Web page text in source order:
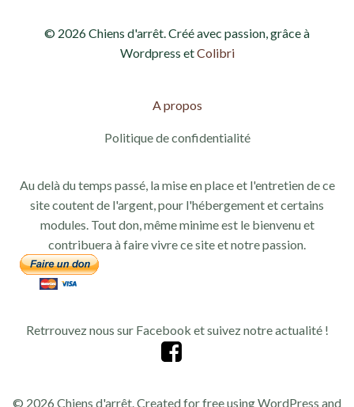
© 2026 Chiens d'arrêt. Créé avec passion, grâce à
Wordpress etColibri
A propos
Politique de confidentialité
Au delà du temps passé, la mise en place et l'entretien de ce
site coutent de l'argent, pour l'hébergement et certains
modules. Tout don, même minime est le bienvenu et
contribuera à faire vivre ce site et notre passion.
Retrrouvez nous sur Facebook et suivez notre actualité !
© 2026 Chiens d'arrêt. Created for free using WordPress and